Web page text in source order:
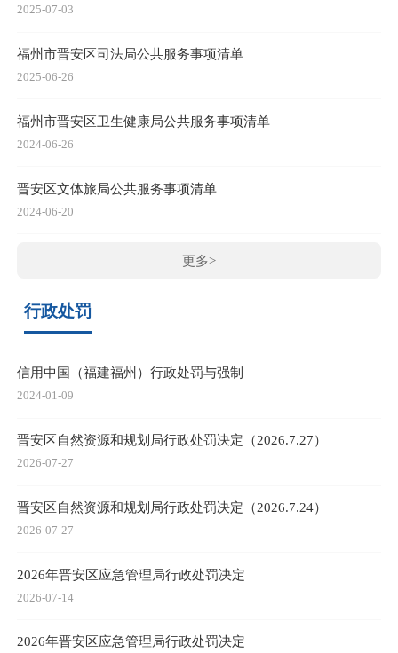
2025-07-03
福州市晋安区司法局公共服务事项清单
2025-06-26
福州市晋安区卫生健康局公共服务事项清单
2024-06-26
晋安区文体旅局公共服务事项清单
2024-06-20
更多>
行政处罚
信用中国（福建福州）行政处罚与强制
2024-01-09
晋安区自然资源和规划局行政处罚决定（2026.7.27）
2026-07-27
晋安区自然资源和规划局行政处罚决定（2026.7.24）
2026-07-27
2026年晋安区应急管理局行政处罚决定
2026-07-14
2026年晋安区应急管理局行政处罚决定